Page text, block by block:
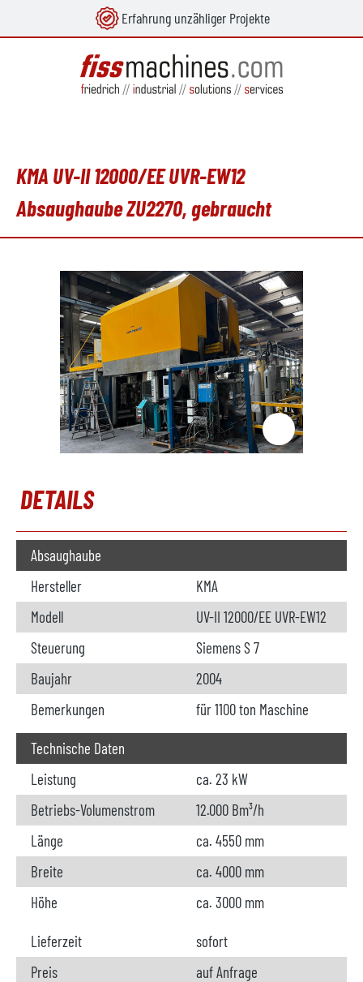
Erfahrung unzähliger Projekte
KMA UV-II 12000/EE UVR-EW12
Absaughaube ZU2270, gebraucht
Bildergalerie überspringen
DETAILS
Absaughaube
Hersteller
KMA
Modell
UV-II 12000/EE UVR-EW12
Steuerung
Siemens S 7
Baujahr
2004
Bemerkungen
für 1100 ton Maschine
Technische Daten
Leistung
ca. 23 kW
Betriebs-Volumenstrom
12.000 Bm³/h
Länge
ca. 4550 mm
Breite
ca. 4000 mm
Höhe
ca. 3000 mm
Lieferzeit
sofort
Preis
auf Anfrage